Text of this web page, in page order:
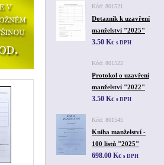
Kód: 801521
Dotazník k uzavření
manželství "2025"
3.50 Kc s DPH
Kód: 801522
Protokol o uzavření
manželství "2022"
3.50 Kc s DPH
Kód: 801545
Kniha manželství -
100 listů "2025"
698.00 Kc s DPH